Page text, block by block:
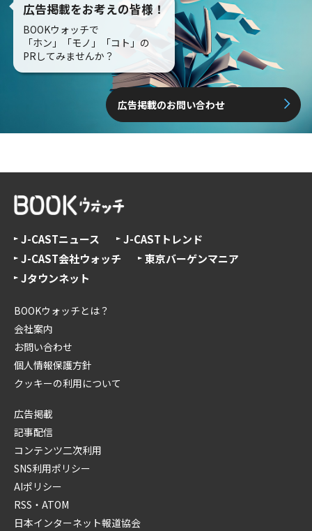
広告掲載をお考えの皆様！
BOOKウォッチで
「ホン」「モノ」「コト」の
PRしてみませんか？
広告掲載のお問い合わせ
J-CASTニュース
J-CASTトレンド
J-CAST会社ウォッチ
東京バーゲンマニア
Jタウンネット
BOOKウォッチとは？
会社案内
お問い合わせ
個人情報保護方針
クッキーの利用について
広告掲載
記事配信
コンテンツ二次利用
SNS利用ポリシー
AIポリシー
RSS・ATOM
日本インターネット報道協会